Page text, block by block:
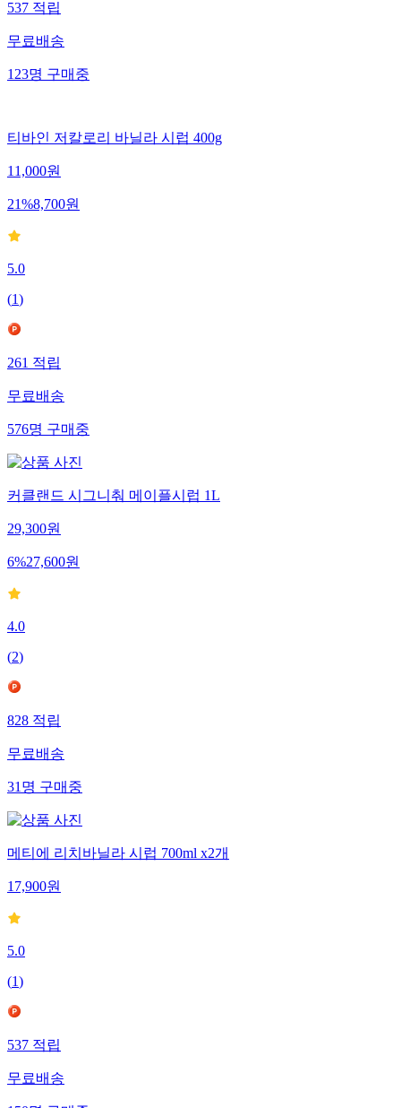
537적립
무료배송
123명구매중
티바인 저칼로리 바닐라 시럽 400g
11,000원
21%8,700원
5.0
(1)
261적립
무료배송
576명구매중
커클랜드 시그니춰 메이플시럽 1L
29,300원
6%27,600원
4.0
(2)
828적립
무료배송
31명구매중
메티에 리치바닐라 시럽 700ml x2개
17,900원
5.0
(1)
537적립
무료배송